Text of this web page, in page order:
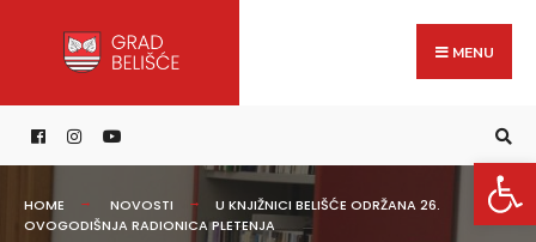
content
MENU
HOME NOVOSTI
U KNJIŽNICI BELIŠĆE ODRŽANA 26.
OVOGODIŠNJA RADIONICA PLETENJA
for: